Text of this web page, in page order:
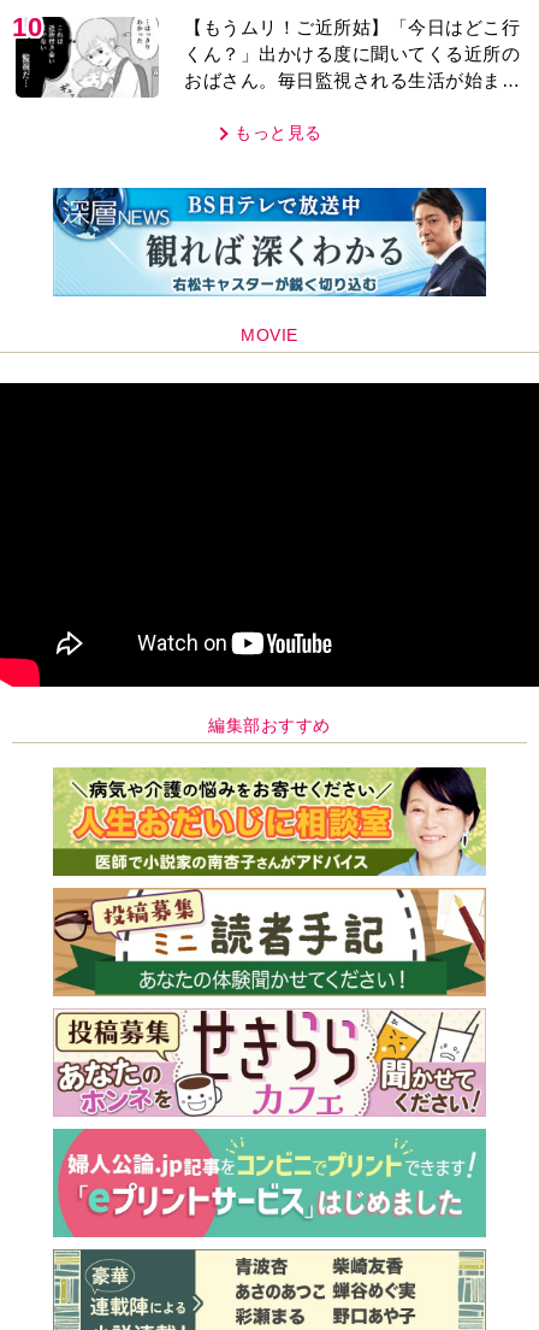
10
【もうムリ！ご近所姑】「今日はどこ行
くん？」出かける度に聞いてくる近所の
おばさん。毎日監視される生活が始ま
もっと見る
MOVIE
編集部おすすめ